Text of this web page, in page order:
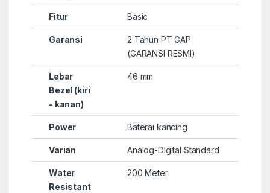
Fitur Basic
Garansi
2 Tahun PT GAP
(GARANSI RESMI)
Lebar
Bezel (kiri
- kanan)
46 mm
Power Baterai kancing
Varian Analog-Digital Standard
Water
Resistant
200 Meter